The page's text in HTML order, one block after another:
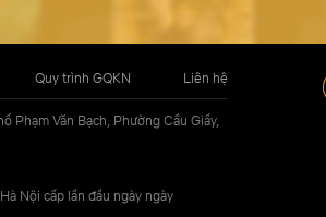
Quy trình GQKN Liên hệ
Văn Bạch, Phường Cầu Giấy,
Nội cấp lần đầu ngày ngày